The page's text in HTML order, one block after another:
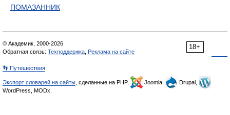
ПОМАЗАННИК
18+
© Академик, 2000-2026
Обратная связь: Техподдержка Реклама на сайте
👣 Путешествия
Экспорт словарей на сайты , сделанные на PHP, Joomla,
Drupal,
WordPress, MODx.